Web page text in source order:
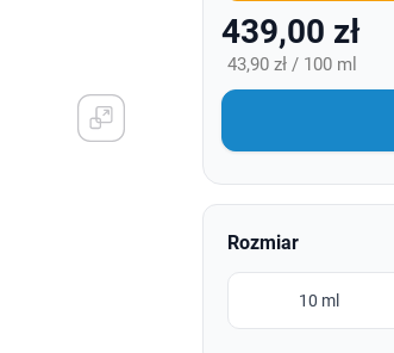
439,00 zł
43,90 zł / 100 ml
Rozmiar
10 ml